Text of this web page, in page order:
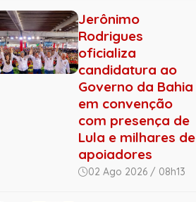
Jerônimo
Rodrigues
oficializa
candidatura ao
Governo da Bahia
em convenção
com presença de
Lula e milhares de
apoiadores
02 Ago 2026 / 08h13